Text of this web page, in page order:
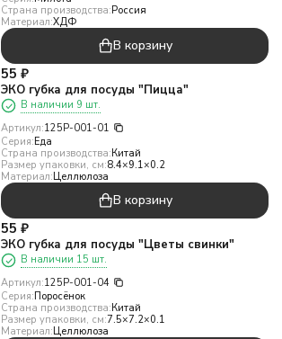
Страна производства:Россия
Материал:ХДФ
В корзину
55 ₽
ЭКО губка для посуды "Пицца"
В наличии 9 шт.
Артикул:125P-001-01
Серия:Еда
Страна производства:Китай
Размер упаковки, см:8.4×9.1×0.2
Материал:Целлюлоза
В корзину
55 ₽
ЭКО губка для посуды "Цветы свинки"
В наличии 15 шт.
Артикул:125P-001-04
Серия:Поросёнок
Страна производства:Китай
Размер упаковки, см:7.5×7.2×0.1
Материал:Целлюлоза